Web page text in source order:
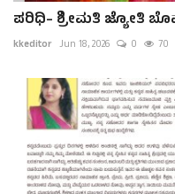
ಪರಿಧಿ– ಶ್ರೀಮತಿ ಜ್ಯೋತಿ
kkeditor Jun 18, 2026 0 70